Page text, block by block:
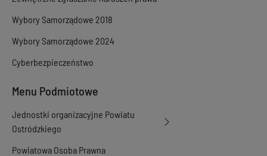
Wybory Samorządowe 2018
Wybory Samorządowe 2024
Cyberbezpieczeństwo
Menu Podmiotowe
Jednostki organizacyjne Powiatu
Ostródzkiego
Powiatowa Osoba Prawna